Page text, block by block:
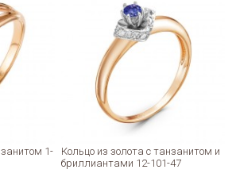
1-
Кольцо из золота с танзанитом и
бриллиантами 12-101-47